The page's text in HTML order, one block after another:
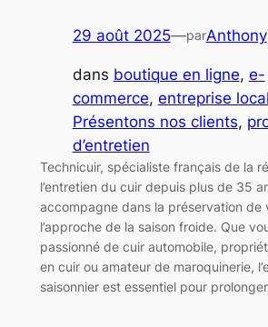
29 août 2025—parAnthony
dans boutique en ligne, e-
commerce, entreprise
Présentons nos clients,
d’entretien
Technicuir, spécialiste français de la
l’entretien du cuir depuis plus de 35
accompagne dans la préservation de
l’approche de la saison froide. Que
passionné de cuir automobile,
en cuir ou amateur de maroquinerie,
saisonnier est essentiel pour